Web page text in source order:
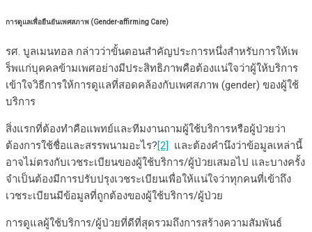
การดูแลเพื่อยืนยันเพศสภาพ (Gender-affirming Care)
รศ. บูลเมนทอล กล่าวว่าขั้นตอนสำคัญประการหนึ่งสำหรับการให้เพ
ร็พแก่บุคคลข้ามเพศอย่างมีประสิทธิภาพคือต้องแน่ใจว่าผู้ให้บริการ
เข้าใจวิธีการให้การดูแลที่สอดคล้องกับเพศสภาพ (gender) ของผู้ใช้
บริการ
สิ่งแรกที่ต้องทำคือแพทย์และทีมงานถามผู้ใช้บริการหรือผู้ป่วยว่า
ต้องการใช้ชื่อและสรรพนามอะไร?[2]
และต้องคำนึงว่าข้อมูลเหล่านี้
อาจไม่ตรงกับเวชระเบียนของผู้ใช้บริการ/ผู้ป่วยเสมอไป และบางครั้ง
จำเป็นต้องมีการปรับปรุงเวชระเบียนเพื่อให้แน่ใจว่าทุกคนที่เข้าถึง
เวชระเบียนมีข้อมูลที่ถูกต้องของผู้ใช้บริการ/ผู้ป่วย
การดูแลผู้ใช้บริการ/ผู้ป่วยที่ดีที่สุดรวมถึงการสร้างความสัมพันธ์